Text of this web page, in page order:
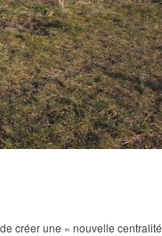
créer une « nouvelle centralité